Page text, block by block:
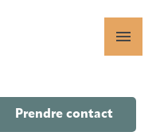
menu
Prendre contact